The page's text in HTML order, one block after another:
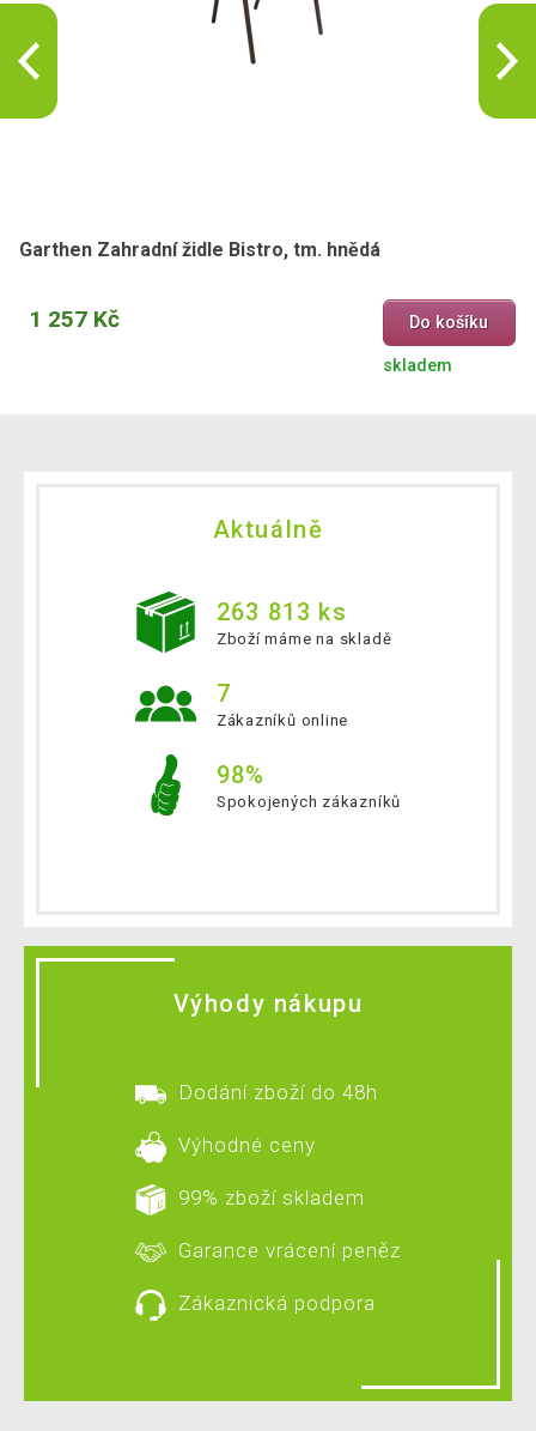
Garthen Zahradní židle Bistro, tm. hnědá
1 257 Kč Do košíku
skladem
Aktuálně
263 813 ks
Zboží máme na skladě
7
Zákazníků online
98%
Spokojených zákazníků
Výhody nákupu
Dodání zboží do 48h
Výhodné ceny
99% zboží skladem
Garance vrácení peněz
Zákaznická podpora